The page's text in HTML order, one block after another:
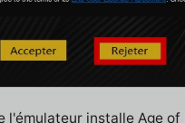
l'émulateur installe Age